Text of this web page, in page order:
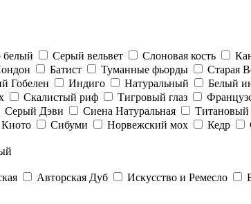
белый Серый вельвет Слоновая кость
Батист Туманные фьорды Старая
Гобелен Индиго Натуральный Белый
Скалистый риф Тигровый глаз
Серый Дэви Сиена Натуральная
Киото Сибуми Норвежский мох Кедр
Авторская Дуб Искусство и Ремесло